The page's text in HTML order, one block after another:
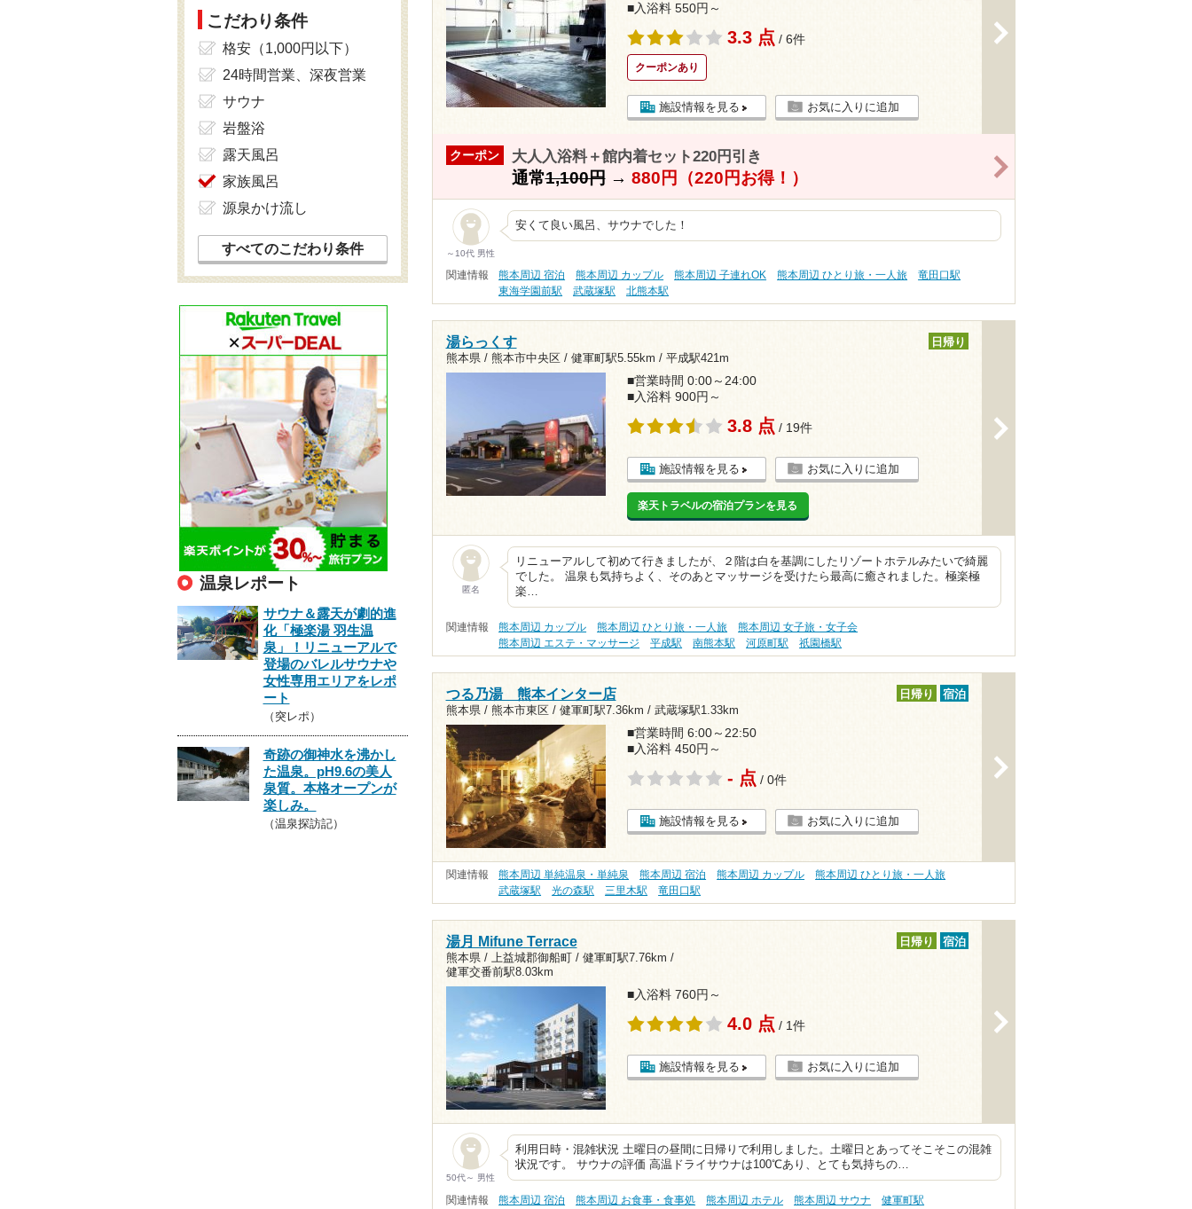
■入浴料 550円～
3.3 点 / 6件
クーポンあり
施設情報を見る お気に入りに追加
クーポン 大人入浴料＋館内着セット220円引き
通常1,100円→ 880円（220円お得！）
～10代 男性
安くて良い風呂、サウナでした！
関連情報 熊本周辺 宿泊 熊本周辺 カップル 熊本周辺 子連れOK 熊本周辺 ひとり旅・一人旅
竜田口駅
東海学園前駅
武蔵塚駅 北熊本駅
湯らっくす
熊本県 / 熊本市中央区 / 健軍町駅5.55km / 平成駅421m
日帰り
■営業時間 0:00～24:00
■入浴料 900円～
3.8 点 / 19件
施設情報を見る お気に入りに追加
楽天トラベルの宿泊プランを見る
匿名
リニューアルして初めて行きましたが、２階は白を基調にしたリゾートホテルみたいで綺麗
でした。 温泉も気持ちよく、そのあとマッサージを受けたら最高に癒されました。極楽極
楽…
関連情報 熊本周辺 カップル 熊本周辺 ひとり旅・一人旅
熊本周辺 女子旅・女子会
熊本周辺 エステ・マッサージ
平成駅 南熊本駅 河原町駅 祇園橋駅
つる乃湯 熊本インター店
熊本県 / 熊本市東区 / 健軍町駅7.36km / 武蔵塚駅1.33km
日帰り 宿泊
■営業時間 6:00～22:50
■入浴料 450円～
- 点 / 0件
施設情報を見る お気に入りに追加
関連情報 熊本周辺 単純温泉・単純泉 熊本周辺 宿泊 熊本周辺 カップル
熊本周辺 ひとり旅・一人旅
武蔵塚駅
光の森駅 三里木駅 竜田口駅
湯月 Mifune Terrace
熊本県 / 上益城郡御船町 / 健軍町駅7.76km /
健軍交番前駅8.03km
日帰り 宿泊
■入浴料 760円～
4.0 点 / 1件
施設情報を見る お気に入りに追加
50代～ 男性
利用日時・混雑状況 土曜日の昼間に日帰りで利用しました。土曜日とあってそこそこの混雑
状況です。 サウナの評価 高温ドライサウナは100℃あり、とても気持ちの…
関連情報 熊本周辺 宿泊 熊本周辺 お食事・食事処 熊本周辺 ホテル 熊本周辺 サウナ
健軍町駅
こだわり条件
格安（1,000円以下）
24時間営業、深夜営業
サウナ
岩盤浴
露天風呂
家族風呂
源泉かけ流し
すべてのこだわり条件
温泉レポート
サウナ＆露天が劇的進
化「極楽湯 羽生温
泉」！リニューアルで
登場のバレルサウナや
女性専用エリアをレポ
ート
（突レポ）
奇跡の御神水を沸かし
た温泉。pH9.6の美人
泉質。本格オープンが
楽しみ。
（温泉探訪記）